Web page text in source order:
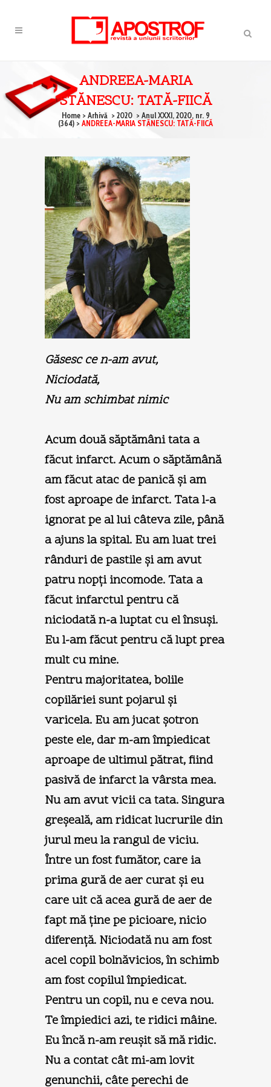
ANDREEA-MARIA
STĂNESCU: TATĂ-FIICĂ
Home> Arhivă > 2020 > Anul XXXI, 2020, nr. 9
(364) > ANDREEA-MARIA STĂNESCU: TATĂ-FIICĂ
Găsesc ce n-am avut,
Niciodată,
Nu am schimbat nimic
Acum două săptămâni tata a
făcut infarct. Acum o săptămână
am făcut atac de panică şi am
fost aproape de infarct. Tata l-a
ignorat pe al lui câteva zile, până
a ajuns la spital. Eu am luat trei
rânduri de pastile şi am avut
patru nopţi incomode. Tata a
făcut infarctul pentru că
niciodată n-a luptat cu el însuşi.
Eu l-am făcut pentru că lupt prea
mult cu mine.
Pentru majoritatea, bolile
copilăriei sunt pojarul şi
varicela. Eu am jucat şotron
peste ele, dar m-am împiedicat
aproape de ultimul pătrat, fiind
pasivă de infarct la vârsta mea.
Nu am avut vicii ca tata. Singura
greşeală, am ridicat lucrurile din
jurul meu la rangul de viciu.
Între un fost fumător, care ia
prima gură de aer curat şi eu
care uit că acea gură de aer de
fapt mă ţine pe picioare, nicio
diferenţă. Niciodată nu am fost
acel copil bolnăvicios, în schimb
am fost copilul împiedicat.
Pentru un copil, nu e ceva nou.
Te împiedici azi, te ridici mâine.
Eu încă n-am reuşit să mă ridic.
Nu a contat cât mi-am lovit
genunchii, câte perechi de